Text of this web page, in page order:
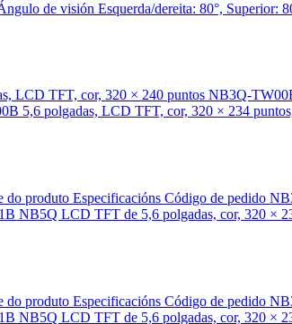
de visión Esquerda/dereita: 80°, Superior:
LCD TFT, cor, 320 × 240 puntos NB3Q-
5,6 polgadas, LCD TFT, cor, 320 × 234
produto Especificacións Código de pedido
NB5Q LCD TFT de 5,6 polgadas, cor, 320 ×
produto Especificacións Código de pedido
NB5Q LCD TFT de 5,6 polgadas, cor, 320 ×